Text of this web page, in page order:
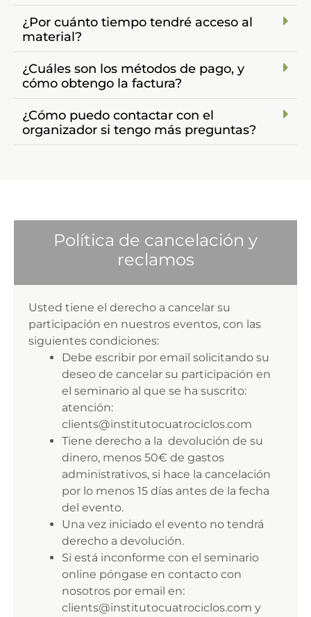
¿Por cuánto tiempo tendré acceso al
material?
¿Cuáles son los métodos de pago, y
cómo obtengo la factura?
¿Cómo puedo contactar con el
organizador si tengo más preguntas?
Política de cancelación y
reclamos
Usted tiene el derecho a cancelar su
participación en nuestros eventos, con las
siguientes condiciones:
Debe escribir por email solicitando su
deseo de cancelar su participación en
el seminario al que se ha suscrito:
atención:
clients@institutocuatrociclos.com
Tiene derecho a la devolución de su
dinero, menos 50€ de gastos
administrativos, si hace la cancelación
por lo menos 15 días antes de la fecha
del evento.
Una vez iniciado el evento no tendrá
derecho a devolución.
Si está inconforme con el seminario
online póngase en contacto con
nosotros por email en:
clients@institutocuatrociclos.com y